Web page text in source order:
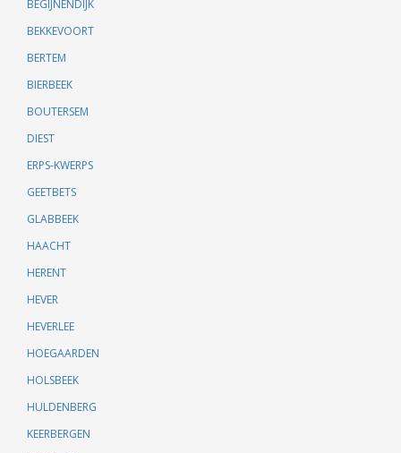
BEGIJNENDIJK
BEKKEVOORT
BERTEM
BIERBEEK
BOUTERSEM
DIEST
ERPS-KWERPS
GEETBETS
GLABBEEK
HAACHT
HERENT
HEVER
HEVERLEE
HOEGAARDEN
HOLSBEEK
HULDENBERG
KEERBERGEN